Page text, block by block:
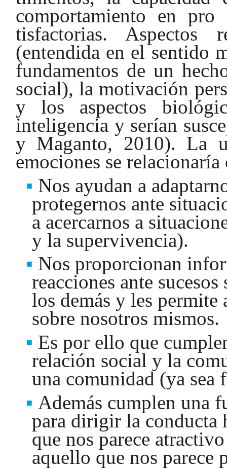
comportamiento en
tisfactorias. Aspectos
(entendida en el sentido
fundamentos de un
social), la motivación
y los aspectos
inteligencia y serían
y Maganto, 2010). La
emociones se
Nos ayudan a
protegernos ante
a acercarnos a
y la supervivencia).
Nos proporcionan
reacciones ante
los demás y les
sobre nosotros mismos.
Es por ello que
relación social y la
una comunidad (ya
Además cumplen una
para dirigir la conducta
que nos parece
aquello que nos parece